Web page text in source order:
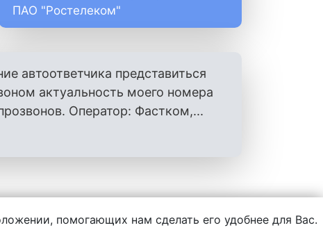
ПАО "Ростелеком"
автоответчика представиться
актуальность моего номера
Оператор: Фастком,...
написанной пользователями.
помогающих нам сделать его удобнее для Вас.